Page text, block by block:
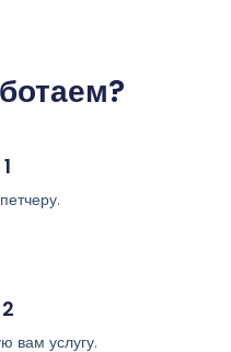
вам услугу.